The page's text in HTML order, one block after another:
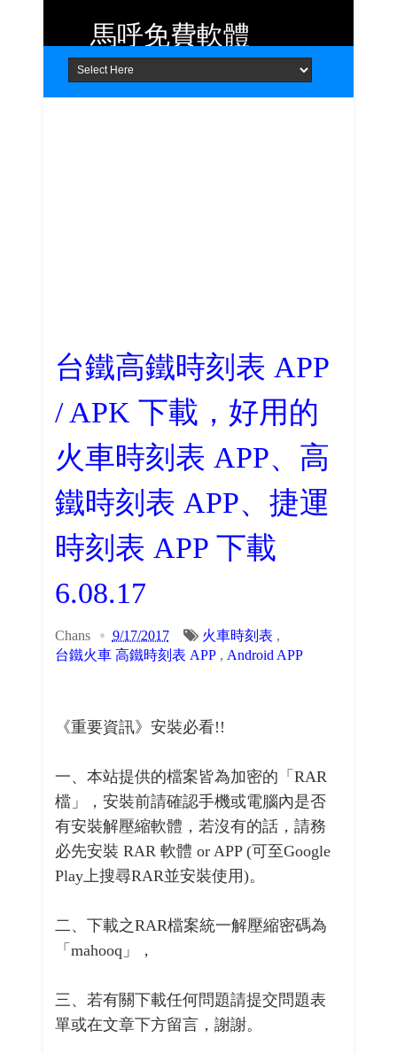
Home About Contact
馬呼免費軟體
提供 Android、iOS 好用的手機應用
程式及 Windows 免費軟體
台鐵高鐵時刻表 APP
/ APK 下載，好用的
火車時刻表 APP、高
鐵時刻表 APP、捷運
時刻表 APP 下載
6.08.17
Chans 9/17/2017 火車時刻表 ,
台鐵火車 高鐵時刻表 APP, Android APP
《重要資訊》安裝必看!!
一、本站提供的檔案皆為加密的「RAR
檔」，安裝前請確認手機或電腦內是否
有安裝解壓縮軟體，若沒有的話，請務
必先安裝 RAR 軟體 or APP (可至Google
Play上搜尋RAR並安裝使用)。
二、下載之RAR檔案統一解壓縮密碼為
「mahooq」，
三、若有關下載任何問題請提交問題表
單或在文章下方留言，謝謝。